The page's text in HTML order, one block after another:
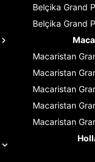
Belçika Grand
Belçika Grand
Macaristan
Macaristan
Macaristan
Macaristan
Macaristan